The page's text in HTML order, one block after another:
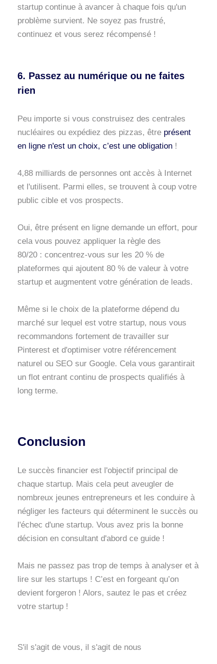
startup continue à avancer à chaque fois qu'un
problème survient. Ne soyez pas frustré,
continuez et vous serez récompensé !
6. Passez au numérique ou ne faites
rien
Peu importe si vous construisez des centrales
nucléaires ou expédiez des pizzas, être présent
en ligne n'est un choix, c’est une obligation !
4,88 milliards de personnes ont accès à Internet
et l'utilisent. Parmi elles, se trouvent à coup votre
public cible et vos prospects.
Oui, être présent en ligne demande un effort, pour
cela vous pouvez appliquer la règle des
80/20 : concentrez-vous sur les 20 % de
plateformes qui ajoutent 80 % de valeur à votre
startup et augmentent votre génération de leads.
Même si le choix de la plateforme dépend du
marché sur lequel est votre startup, nous vous
recommandons fortement de travailler sur
Pinterest et d'optimiser votre référencement
naturel ou SEO sur Google. Cela vous garantirait
un flot entrant continu de prospects qualifiés à
long terme.
Conclusion
Le succès financier est l'objectif principal de
chaque startup. Mais cela peut aveugler de
nombreux jeunes entrepreneurs et les conduire à
négliger les facteurs qui déterminent le succès ou
l'échec d'une startup. Vous avez pris la bonne
décision en consultant d'abord ce guide !
Mais ne passez pas trop de temps à analyser et à
lire sur les startups ! C’est en forgeant qu’on
devient forgeron ! Alors, sautez le pas et créez
votre startup !
S'il s'agit de vous, il s'agit de nous